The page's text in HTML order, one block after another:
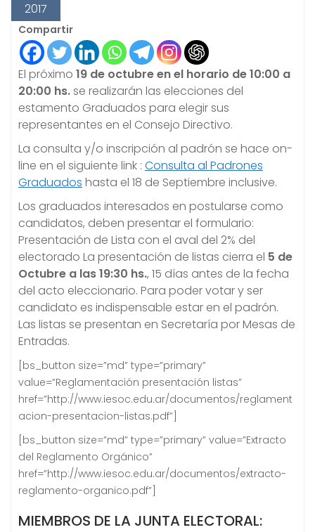
2017
Compartir
El próximo 19 de octubre en el horario de 10:00 a
20:00 hs.se realizarán las elecciones del
estamento Graduados para elegir sus
representantes en el Consejo Directivo.
La consulta y/o inscripción al padrón se hace on-
line en el siguiente link : Consulta al Padrones
Graduados hasta el 18 de Septiembre inclusive.
Los graduados interesados en postularse como
candidatos, deben presentar el formulario:
Presentación de Lista con el aval del 2% del
electorado La presentación de listas cierra el 5 de
Octubre a las 19:30 hs., 15 días antes de la fecha
del acto eleccionario. Para poder votar y ser
candidato es indispensable estar en el padrón.
Las listas se presentan en Secretaría por Mesas de
Entradas.
[bs_button size=”md” type=”primary”
value=”Reglamentación presentación listas”
href=”http://www.iesoc.edu.ar/documentos/reglament
acion-presentacion-listas.pdf”]
[bs_button size=”md” type=”primary” value=”Extracto
del Reglamento Orgánico”
href=”http://www.iesoc.edu.ar/documentos/extracto-
reglamento-organico.pdf”]
MIEMBROS DE LA JUNTA ELECTORAL: